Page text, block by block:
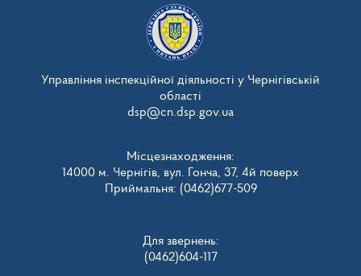
Управління інспекційної діяльності у Чернігівській
області
dsp@cn.dsp.gov.ua
Місцезнаходження:
14000 м. Чернігів, вул. Гонча, 37, 4й поверх
Приймальня: (0462)677-509
Для звернень:
(0462)604-117